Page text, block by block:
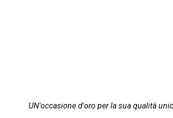
UN'occasione d'oro per la sua qualità